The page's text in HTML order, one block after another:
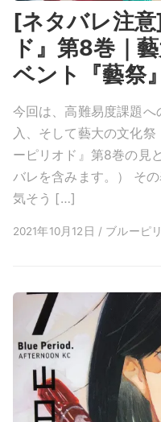
[ネタバレ注
ド』第8巻｜
ベント『藝祭
今回は、高難易度課題
入、そして藝大の文化
ーピリオド』第8巻の見
バレを含みます。） そ
気そう […]
2021年10月12日 / ブルーピ